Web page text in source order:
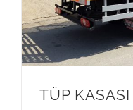
TÜP KASASI